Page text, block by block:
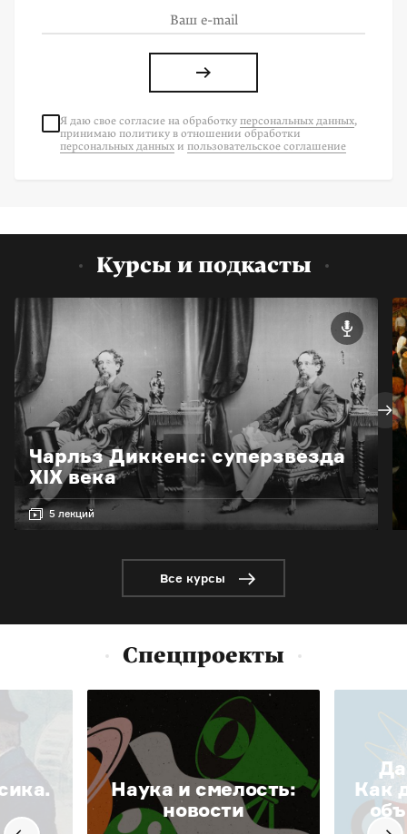
Я даю свое согласие на обработку персональных данных,
принимаю политику в отношении обработки
персональных данных и пользовательское соглашение
Курсы и подкасты
Чарльз Диккенс: суперзвезда
XIX века
5 лекций
Все курсы
Спецпроекты
Наука и смелость:
новости
Да
Как